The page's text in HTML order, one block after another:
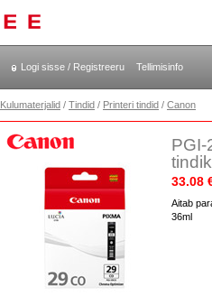
Logi sisse / Registreeru Tellimisinfo
Kulumaterjalid / Tindid / Printeri tindid / Canon
PGI-
33.08
Aitab
36ml